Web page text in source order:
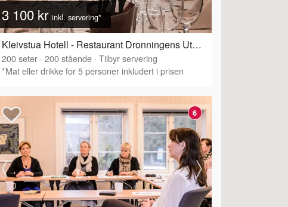
3 100 kr inkl. servering*
Kleivstua Hotell - Restaurant Dronningens Utsikt
200seter · 200stående · Tilbyr servering
*Mat eller drikke for 5 personer inkludert i prisen
6